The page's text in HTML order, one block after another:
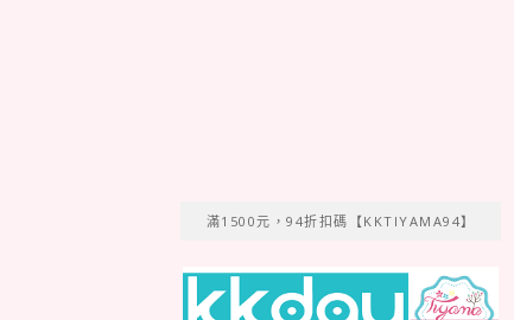
滿1500元，94折扣碼【KKTIYAMA94】